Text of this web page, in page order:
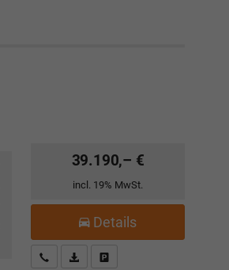
39.190,– €
incl. 19% MwSt.
Details
Kostenloser Rückruf-Service
PDF-Datei, Fahrzeugexposé